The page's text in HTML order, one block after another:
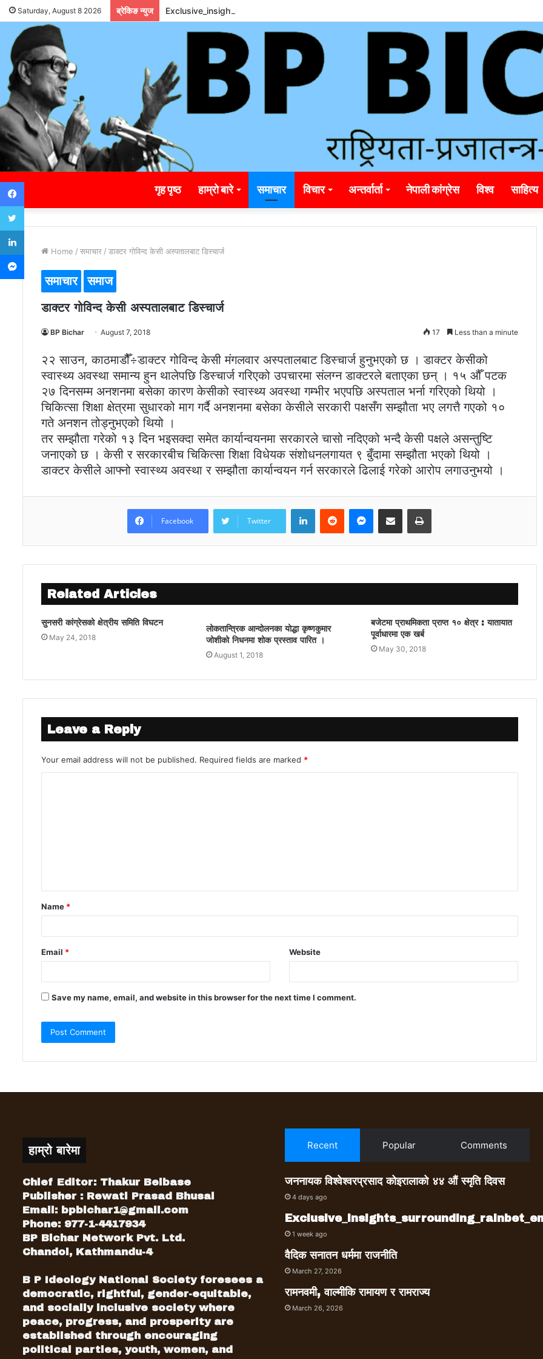
Saturday, August 8 2026 ब्रेकिङ न्युज Exclusive_insights_surrounding_rainbet_empower_informed_crypto_wagering_decision
गृह पृष्ठ हाम्रो बारे समाचार विचार अन्तर्वार्ता नेपाली कांग्रेस विश्व साहित्य
Home / समाचार / डाक्टर गोविन्द केसी अस्पतालबाट डिस्चार्ज
समाचार समाज
डाक्टर गोविन्द केसी अस्पतालबाट डिस्चार्ज
BP Bichar August 7, 2018 17 Less than a minute
२२ साउन, काठमाडौैँ÷डाक्टर गोविन्द केसी मंगलवार अस्पतालबाट डिस्चार्ज हुनुभएको छ । डाक्टर केसीको
स्वास्थ्य अवस्था समान्य हुन थालेपछि डिस्चार्ज गरिएको उपचारमा संलग्न डाक्टरले बताएका छन् । १५ औँ पटक
२७ दिनसम्म अनशनमा बसेका कारण केसीको स्वास्थ्य अवस्था गम्भीर भएपछि अस्पताल भर्ना गरिएको थियो ।
चिकित्सा शिक्षा क्षेत्रमा सुधारको माग गर्दै अनशनमा बसेका केसीले सरकारी पक्षसँग सम्झौता भए लगत्तै गएको १०
गते अनशन तोड्नुभएको थियो ।
तर सम्झौता गरेको १३ दिन भइसक्दा समेत कार्यान्वयनमा सरकारले चासो नदिएको भन्दै केसी पक्षले असन्तुष्टि
जनाएको छ । केसी र सरकारबीच चिकित्सा शिक्षा विधेयक संशोधनलगायत ९ बुँदामा सम्झौता भएको थियो ।
डाक्टर केसीले आफ्नो स्वास्थ्य अवस्था र सम्झौता कार्यान्वयन गर्न सरकारले ढिलाई गरेको आरोप लगाउनुभयो ।
Facebook Twitter
LinkedInReddit Messenger
Share via Email Print
Related Articles
सुनसरी कांग्रेसको क्षेत्रीय समिति विघटन
May 24, 2018
लोकतान्त्रिक आन्दोलनका योद्धा कृष्णकुमार
जोशीको निधनमा शोक प्रस्ताव पारित ।
August 1, 2018
बजेटमा प्राथमिकता प्राप्त १० क्षेत्र : यातायात
पूर्वाधारमा एक खर्ब
May 30, 2018
Leave a Reply
Your email address will not be published. Required fields are marked *
Name *
Email * Website
Save my name, email, and website in this browser for the next time I comment.
हाम्रो बारेमा
Chief Editor: Thakur Belbase
Publisher : Rewati Prasad Bhusal
Email: bpbichar1@gmail.com
Phone: 977-1-4417934
BP Bichar Network Pvt. Ltd.
Chandol, Kathmandu-4
B P Ideology National Society foresees a
democratic, rightful, gender-equitable,
and socially inclusive society where
peace, progress, and prosperity are
established through encouraging
political parties, youth, women, and
Recent Popular Comments
जननायक विश्वेश्वरप्रसाद कोइरालाको ४४ औं स्मृति दिवस
4 days ago
1 week ago
वैदिक सनातन धर्ममा राजनीति
March 27, 2026
रामनवमी, वाल्मीकि रामायण र रामराज्य
March 26, 2026
Facebook
Twitter
LinkedIn
Messenger